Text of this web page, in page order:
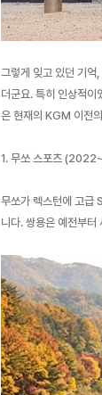
그렇게 잊고 있던 기억
더군요. 특히 인상적
은 현재의 KGM 이전
1. 무쏘 스포츠
무쏘가 렉스턴에 고급
니다. 쌍용은 예전부터